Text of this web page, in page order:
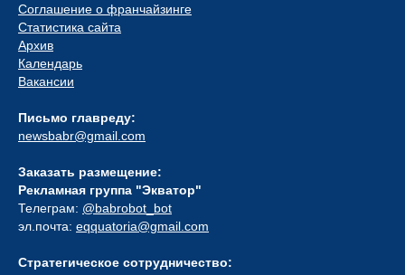
Соглашение о франчайзинге
Статистика сайта
Архив
Календарь
Вакансии
Письмо главреду:
newsbabr@gmail.com
Заказать размещение:
Рекламная группа "Экватор"
Телеграм: @babrobot_bot
эл.почта: eqquatoria@gmail.com
Стратегическое сотрудничество: